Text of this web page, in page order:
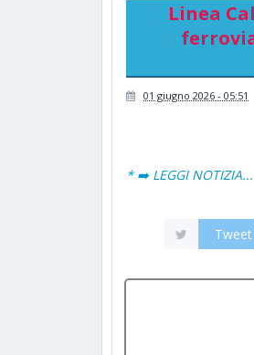
Linea
01 giugno 2026 - 05:51
* ➡️ LEGGI NOTIZIA...
Tweet